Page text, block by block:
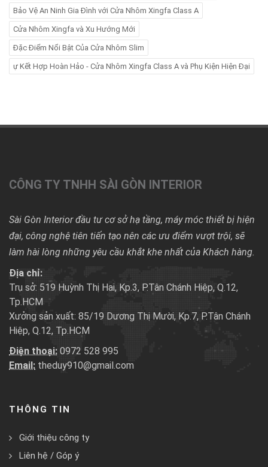
Bảo Vệ An Ninh Gia Đình với Cửa Nhôm Xingfa Class A
Cửa Nhôm Xingfa và Xu Hướng Mới
Đặc Điểm Nổi Bật Của Cửa Nhôm Slim
ự Kết Hợp Hoàn Hảo - Cửa Nhôm Xingfa Class A và Phụ Kiện Hiện Đại
CÔNG TY TNHH SÀI GÒN INTERIOR
Sài Gòn Interior đầu tư cơ sở hạ tầng, máy móc thiết bị hiện
đại, công nghệ tiên tiến tạo nên các ưu điểm vượt trội, sẽ
làm hài lòng những yêu cầu khắt khe nhất của Khách hàng.
Địa chỉ:
Trụ sở: 519 Huỳnh Thị Hai, Kp.3, P.Tân Chánh Hiệp, Q.12,
Tp.HCM
Xưởng sản xuất: 85/19 Dương Thị Mười, Kp.7, P.Tân Chánh
Hiệp, Q.12, Tp.HCM
Điện thoại: 0972 528 995
Email: theduy910@gmail.com
THÔNG TIN
Giới thiệu công ty
Liên hệ / Góp ý